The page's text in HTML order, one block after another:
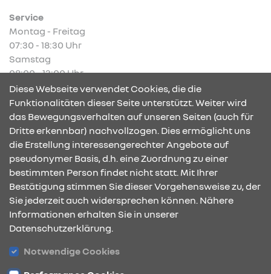
Service
Montag - Freitag
07:30 - 18:30 Uhr
Samstag
08:00 - 13:00 Uhr
KONTAKT & ANFAHRT
ÖFFNUNGSZEITEN
Diese Webseite verwendet Cookies, die die
Funktionalitäten dieser Seite unterstützt. Weiter wird
das Bewegungsverhalten auf unseren Seiten (auch für
Dritte erkennbar) nachvollzogen. Dies ermöglicht uns
die Erstellung interessengerechter Angebote auf
pseudonymer Basis, d.h. eine Zuordnung zu einer
bestimmten Person findet nicht statt. Mit Ihrer
Bestätigung stimmen Sie dieser Vorgehensweise zu, der
Sie jederzeit auch widersprechen können. Nähere
Informationen erhalten Sie in unserer
Datenschutzerklärung.
Notwendige Cookies